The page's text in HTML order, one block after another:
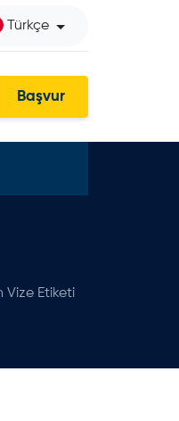
Türkçe
Başvur
Vize Etiketi